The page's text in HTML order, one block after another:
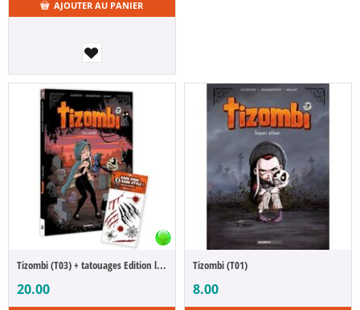
AJOUTER AU PANIER
Tizombi (T03) + tatouages Edition limitee
20.00
Tizombi (T01)
8.00